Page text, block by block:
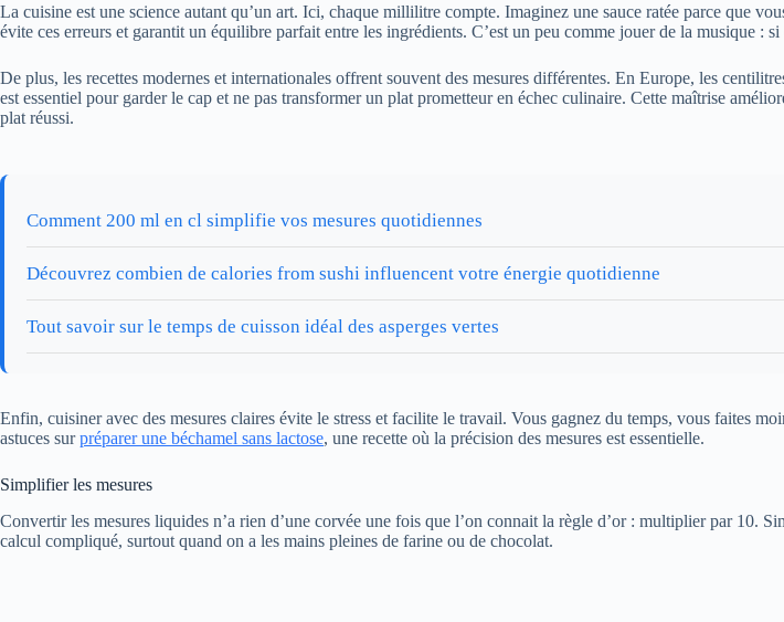
La cuisine est une science autant qu’un art. Ici, chaque millilitre compte. Imaginez une sauce ratée parce que
évite ces erreurs et garantit un équilibre parfait entre les ingrédients. C’est un peu comme jouer de la musique :
De plus, les recettes modernes et internationales offrent souvent des mesures différentes. En Europe, les
est essentiel pour garder le cap et ne pas transformer un plat prometteur en échec culinaire. Cette maîtrise
plat réussi.
Comment 200 ml en cl simplifie vos mesures quotidiennes
Découvrez combien de calories from sushi influencent votre énergie quotidienne
Tout savoir sur le temps de cuisson idéal des asperges vertes
Enfin, cuisiner avec des mesures claires évite le stress et facilite le travail. Vous gagnez du temps, vous faites
astuces surpréparer une béchamel sans lactose, une recette où la précision des mesures est essentielle.
Simplifier les mesures
Convertir les mesures liquides n’a rien d’une corvée une fois que l’on connait la règle d’or : multiplier par
calcul compliqué, surtout quand on a les mains pleines de farine ou de chocolat.